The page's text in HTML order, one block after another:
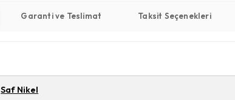
Garanti ve Teslimat Taksit Seçenekleri
Saf Nikel